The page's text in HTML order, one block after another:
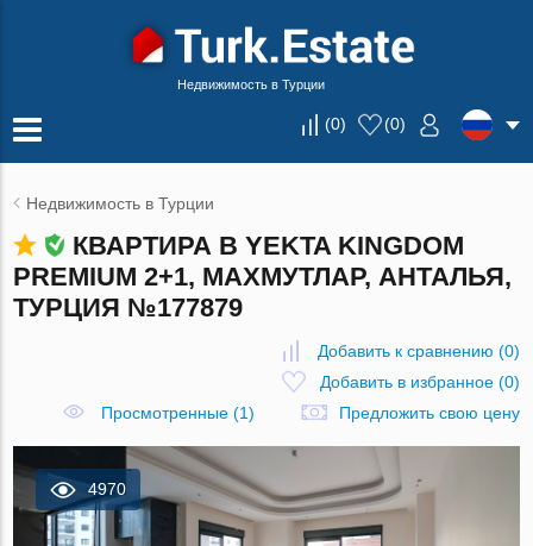
Недвижимость в Турции
(0) (0)
Недвижимость в Турции
КВАРТИРА В YEKTA KINGDOM
PREMIUM 2+1, МАХМУТЛАР, АНТАЛЬЯ,
ТУРЦИЯ №177879
Добавить к сравнению (0)
Добавить в избранное(0)
Просмотренные (1)
Предложить свою цену
4970